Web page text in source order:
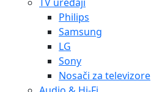
Philips
Samsung
LG
Sony
Nosači za televizore